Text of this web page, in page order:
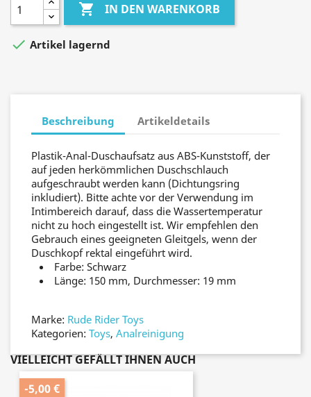
 IN DEN WARENKORB
 Artikel lagernd
Beschreibung Artikeldetails
Plastik-Anal-Duschaufsatz aus ABS-Kunststoff, der
auf jeden herkömmlichen Duschschlauch
aufgeschraubt werden kann (Dichtungsring
inkludiert). Bitte achte vor der Verwendung im
Intimbereich darauf, dass die Wassertemperatur
nicht zu hoch eingestellt ist. Wir empfehlen den
Gebrauch eines geeigneten Gleitgels, wenn der
Duschkopf rektal eingeführt wird.
Farbe: Schwarz
Länge: 150 mm, Durchmesser: 19 mm
Marke: Rude Rider Toys
Kategorien: Toys, Analreinigung
VIELLEICHT GEFÄLLT IHNEN AUCH
-5,00 €